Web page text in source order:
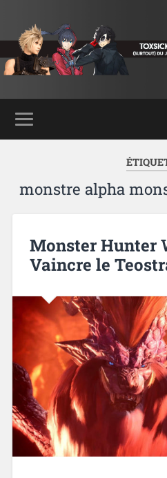
monstre alpha
Monster Hunter
Vaincre le